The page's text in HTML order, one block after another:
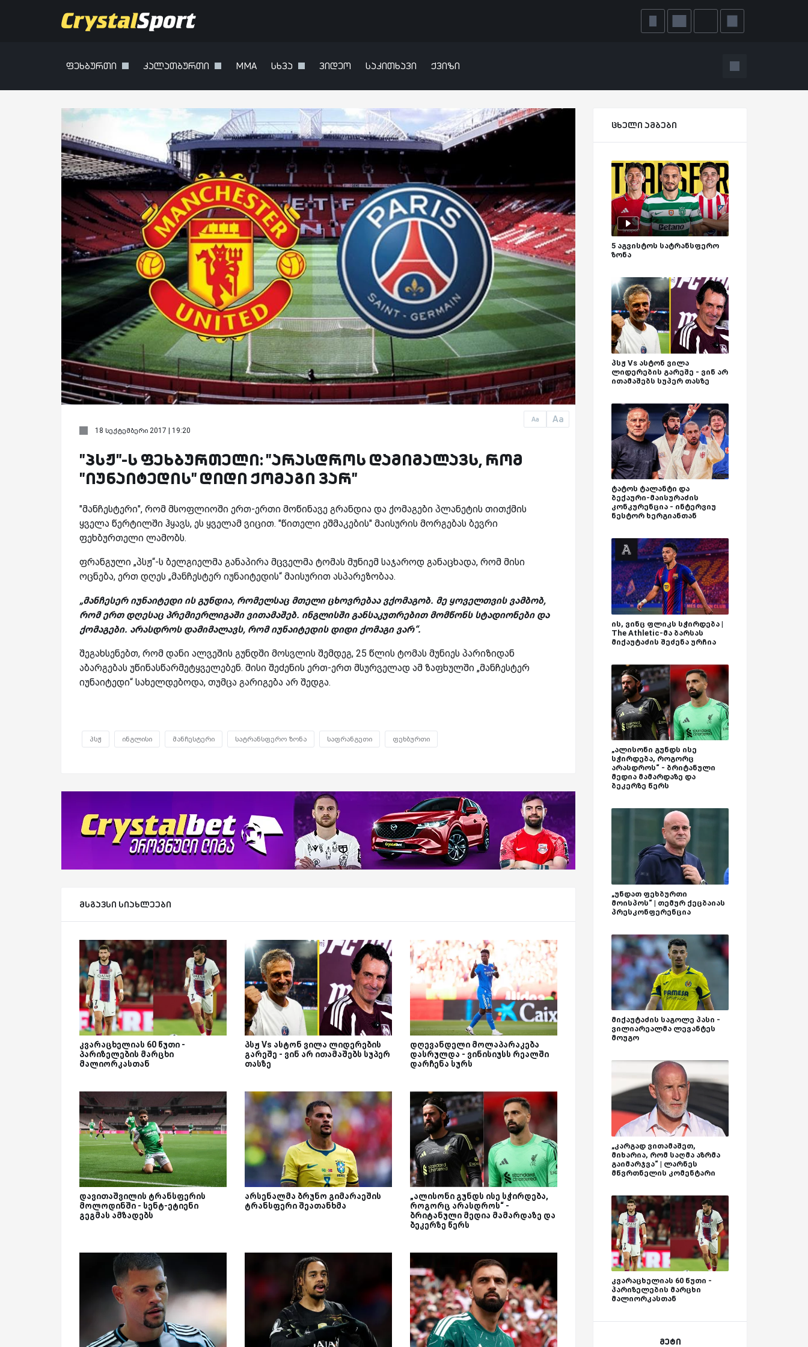
ფეხბურთი კალათბურთი MMA სხვა ვიდეო საკითხავი ქვიზი
Aa Aa
18 სექტემბერი 2017 | 19:20
"პსჟ"-ს ფეხბურთელი: "არასდროს დამიმალავს, რომ
"იუნაიტედის" დიდი ქომაგი ვარ"
"მანჩესტერი", რომ მსოფლიოში ერთ-ერთი მოწინავე გრანდია და ქომაგები პლანეტის თითქმის
ყველა წერტილში ჰყავს, ეს ყველამ ვიცით. "წითელი ეშმაკების" მაისურის მორგებას ბევრი
ფეხბურთელი ლამობს.
ფრანგული „პსჟ“-ს ბელგიელმა განაპირა მცველმა ტომას მუნიემ საჯაროდ განაცხადა, რომ მისი
ოცნება, ერთ დღეს „მანჩესტერ იუნაიტედის“ მაისურით ასპარეზობაა.
„მანჩესერ იუნაიტედი ის გუნდია, რომელსაც მთელი ცხოვრებაა ვქომაგობ. მე ყოველთვის ვამბობ,
რომ ერთ დღესაც პრემიერლიგაში ვითამაშებ. ინგლისში განსაკუთრებით მომწონს სტადიონები და
ქომაგები. არასდროს დამიმალავს, რომ იუნაიტედის დიდი ქომაგი ვარ“.
შეგახსენებთ, რომ დანი ალვეშის გუნდში მოსვლის შემდეგ, 25 წლის ტომას მუნიეს პარიზიდან
აბარგებას უწინასწარმეტყველებენ. მისი შეძენის ერთ-ერთ მსურველად ამ ზაფხულში „მანჩესტერ
იუნაიტედი“ სახელდებოდა, თუმცა გარიგება არ შედგა.
პსჟ ინგლისი მანჩესტერი სატრანსფერო ზონა საფრანგეთი ფეხბურთი
მსგავსი სიახლეები
კვარაცხელიას 60 წუთი -
პარიზელების მარცხი
მალიორკასთან
პსჟ Vs ასტონ ვილა ლიდერების
გარეშე - ვინ არ ითამაშებს სუპერ
თასზე
დღევანდელი მოლაპარაკება
დასრულდა - ვინისიუსს რეალში
დარჩენა სურს
დავითაშვილის ტრანსფერის
მოლოდინში - სენტ-ეტიენი
გეგმას ამზადებს
არსენალმა ბრუნო გიმარაეშის
ტრანსფერი შეათანხმა
„ალისონი გუნდს ისე სჭირდება,
როგორც არასდროს“ -
ბრიტანული მედია მამარდაზე და
ბეკერზე წერს
ცხელი ამბები
5 აგვისტოს სატრანსფერო
ზონა
პსჟ Vs ასტონ ვილა
ლიდერების გარეშე - ვინ არ
ითამაშებს სუპერ თასზე
ტატოს ტალანტი და
ბექაური-მაისურაძის
კონკურენცია - ინტერვიუ
ნესტორ ხერგიანთან
ის, ვინც ფლიკს სჭირდება |
The Athletic-მა ბარსას
მიქაუტაძის შეძენა ურჩია
„ალისონი გუნდს ისე
სჭირდება, როგორც
არასდროს“ - ბრიტანული
მედია მამარდაზე და
ბეკერზე წერს
„უნდათ ფეხბურთი
მოისპოს“ | თემურ ქეცბაიას
პრესკონფერენცია
მიქაუტაძის საგოლე პასი -
ვილიარეალმა ლევანტეს
მოუგო
„კარგად ვითამაშეთ,
მიხარია, რომ საღმა აზრმა
გაიმარჯვა“ | ლარნეს
მწვრთნელის კომენტარი
კვარაცხელიას 60 წუთი -
პარიზელების მარცხი
მალიორკასთან
მეტი